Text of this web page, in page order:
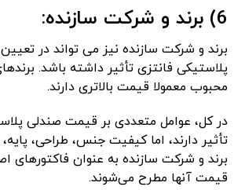
6) برند و شرکت سازنده:
برند و شرکت سازنده نیز می‌ تواند در
پلاستیکی فانتزی تأثیر داشته باشد.
محبوب معمولا قیمت بالاتری دارند.
در کل، عوامل متعددی بر قیمت صندلی
تأثیر دارند، اما کیفیت جنس، طراحی، پایه،
برند و شرکت سازنده به‌ عنوان فاکتورهای
قیمت آنها مطرح می‌شوند.